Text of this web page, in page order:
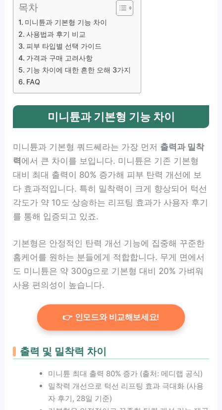
목차
미니튠과 기본형 기능 차이
사용법과 후기 비교
피부 타입별 선택 가이드
가격과 구매 고려사항
기능 차이에 대한 흔한 오해 3가지
FAQ
미니튠과 기본형 기능 차이
미니튠과 기본형 쿼드쎄라는 가장 먼저 출력과 밀착
력 에서 큰 차이를 보입니다. 미니튠은 기존 기본형
대비 최대 출력이 80% 증가해 피부 탄력 개선에 보
다 효과적입니다. 특히 밀착력이 크게 향상되어 턱선
각도가 약 10도 상승하는 리프팅 효과가 사용자 후기
를 통해 입증되고 있죠.
기본형은 안정적인 탄력 개선 기능에 집중해 꾸준한
홈케어를 원하는 분들에게 적합합니다. 무게 면에서
도 미니튠은 약 300g으로 기본형 대비 20% 가벼워
사용 편의성이 높습니다.
👉 인모드와 비교해보세요!
출력 및 밀착력 차이
미니튠 최대 출력 80% 증가 (출처: 메디랩 공식)
밀착력 개선으로 턱선 리프팅 효과 극대화 (사용
자 후기, 28일 기준)